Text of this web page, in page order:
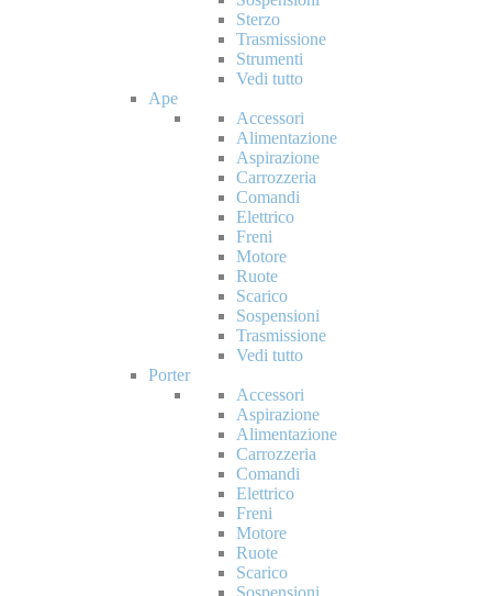
Sterzo
Trasmissione
Strumenti
Vedi tutto
Ape
Accessori
Alimentazione
Aspirazione
Carrozzeria
Comandi
Elettrico
Freni
Motore
Ruote
Scarico
Sospensioni
Trasmissione
Vedi tutto
Porter
Accessori
Aspirazione
Alimentazione
Carrozzeria
Comandi
Elettrico
Freni
Motore
Ruote
Scarico
Sospensioni